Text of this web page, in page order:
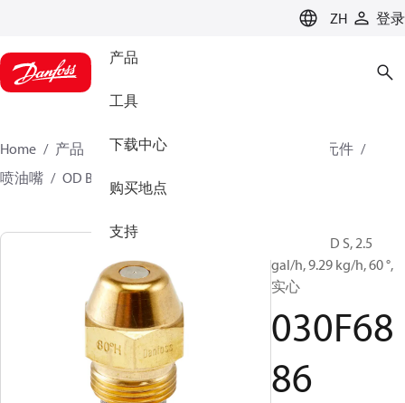
ZH 登录
产品
工具
下载中心
购买地点
支持
Home 产品 气候方案事业部供热业务
燃烧器元件
喷油嘴
OD B / OD H / OD S
喷油嘴, OD S, 2.5
gal/h, 9.29 kg/h, 60 °,
实心
030F68
86